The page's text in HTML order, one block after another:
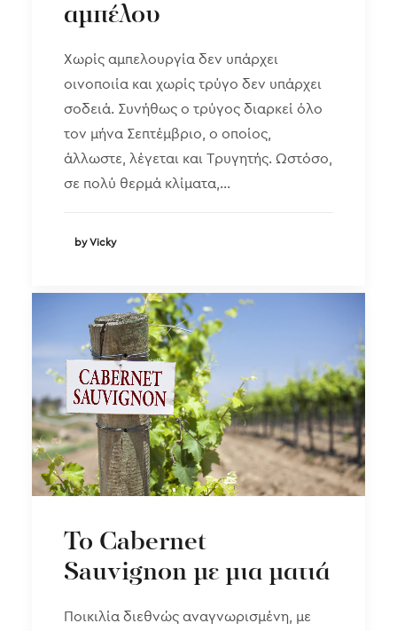
αμπέλου
Χωρίς αμπελουργία δεν υπάρχει
οινοποιία και χωρίς τρύγο δεν υπάρχει
σοδειά. Συνήθως ο τρύγος διαρκεί όλο
τον μήνα Σεπτέμβριο, ο οποίος,
άλλωστε, λέγεται και Τρυγητής. Ωστόσο,
σε πολύ θερμά κλίματα,…
by Vicky
Το Cabernet
Sauvignon με μια ματιά
Ποικιλία διεθνώς αναγνωρισμένη, με